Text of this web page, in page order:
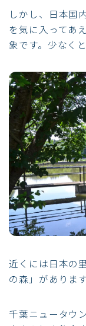
しかし、日本国
を気に入ってあ
象です。少なく
近くには日本の
の森」があります
千葉ニュータウ